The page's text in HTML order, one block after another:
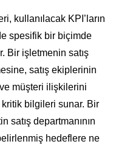
kullanılacak KPI’ların
spesifik bir biçimde
Bir işletmenin satış
satış ekiplerinin
müşteri ilişkilerini
kritik bilgileri sunar. Bir
satış departmanının
hedeflere ne